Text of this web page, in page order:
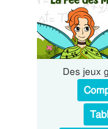
Des jeux